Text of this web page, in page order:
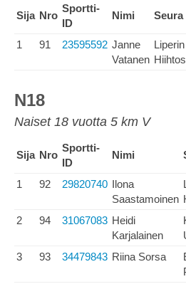
Sija Nro
Sportti-
ID
Nimi Seura
1 91 23595592 Janne
Vatanen
Liperin
N18
Naiset 18 vuotta 5 km V
Sija Nro
Sportti-
ID
Nimi
1 92 29820740 Ilona
Saastamoinen
2 94 31067083 Heidi
Karjalainen
3 93 34479843 Riina Sorsa